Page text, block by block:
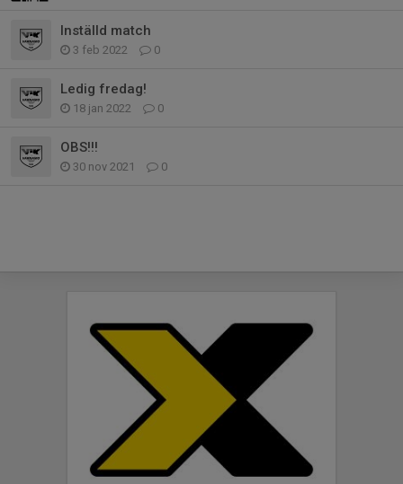
Inställd match
3 feb 2022 0
Ledig fredag!
18 jan 2022 0
OBS!!!
30 nov 2021 0